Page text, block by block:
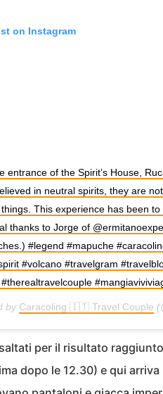
on Instagram
entrance of the Spirit’s House,
in neutral spirits, they are
This experience has been to
thanks to Jorge of
#legend #mapuche
#volcano #travelgram
by Caracoling 🇮🇹 Travel Couple
per il risultato
dopo le 12.30) e qui